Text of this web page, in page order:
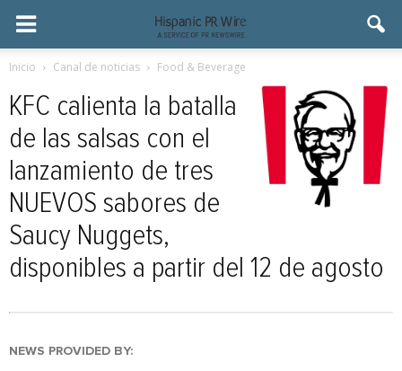
Inicio Canal de noticias Food & Beverage
KFC calienta la batalla
de las salsas con el
lanzamiento de tres
NUEVOS sabores de
Saucy Nuggets,
disponibles a partir del 12 de agosto
NEWS PROVIDED BY: